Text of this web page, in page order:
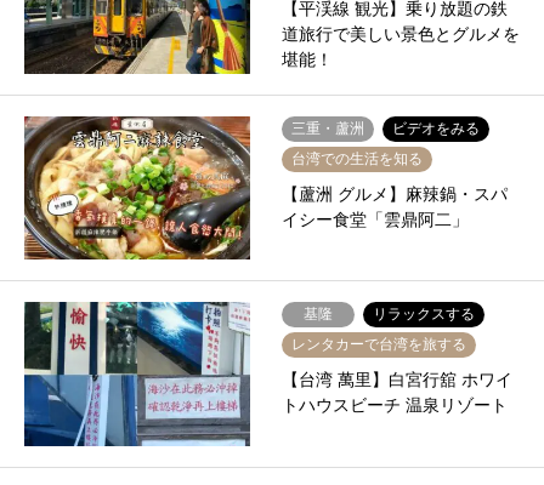
【平渓線 観光】乗り放題の鉄
道旅行で美しい景色とグルメを
堪能！
三重・蘆洲
ビデオをみる
台湾での生活を知る
【蘆洲 グルメ】麻辣鍋・スパ
イシー食堂「雲鼎阿二」
基隆
リラックスする
レンタカーで台湾を旅する
【台湾 萬里】白宮行舘 ホワイ
トハウスビーチ 温泉リゾート